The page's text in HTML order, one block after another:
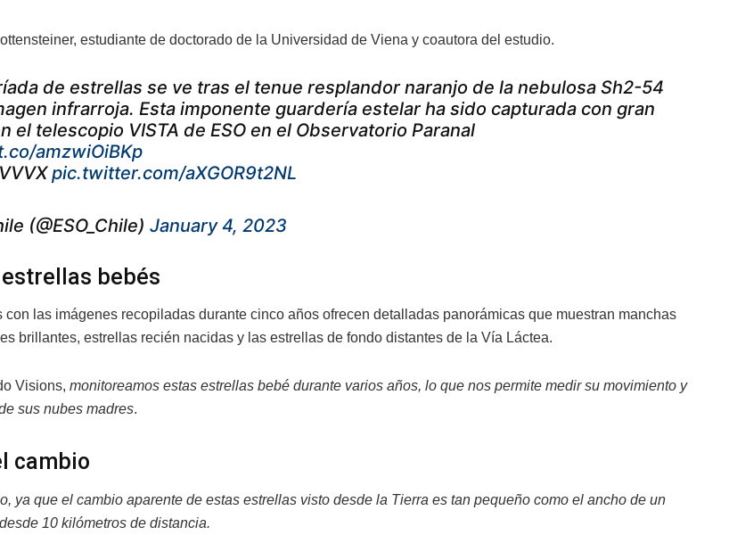
estudiante de doctorado de la Universidad de Viena y coautora del estudio.
de estrellas se ve tras el tenue resplandor naranjo de la nebulosa Sh2-54
infrarroja. Esta imponente guardería estelar ha sido capturada con gran
el telescopio VISTA de ESO en el Observatorio Paranal
amzwiOiBKp
pic.twitter.com/aXGOR9t2NL
(@ESO_Chile) January 4, 2023
bebés
con las imágenes recopiladas durante cinco años ofrecen detalladas panorámicas que muestran manchas
brillantes, estrellas recién nacidas y las estrellas de fondo distantes de la Vía Láctea.
Visions, monitoreamos estas estrellas bebé durante varios años, lo que nos permite medir su movimiento y
sus nubes madres.
cambio
ya que el cambio aparente de estas estrellas visto desde la Tierra es tan pequeño como el ancho de un
10 kilómetros de distancia.